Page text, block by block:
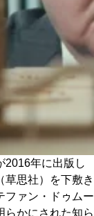
2016年に出版し
思社）を下敷き
ファン・ドゥムー
らかにされた知ら